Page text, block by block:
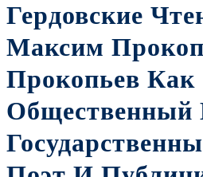
Гердовские
Максим
Прокопьев Как
Общественный